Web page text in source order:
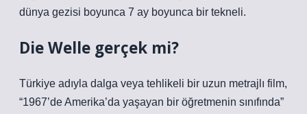
dünya gezisi boyunca 7 ay boyunca bir tekneli.
Die Welle gerçek mi?
Türkiye adıyla dalga veya tehlikeli bir uzun metrajlı film,
“1967’de Amerika’da yaşayan bir öğretmenin sınıfında”